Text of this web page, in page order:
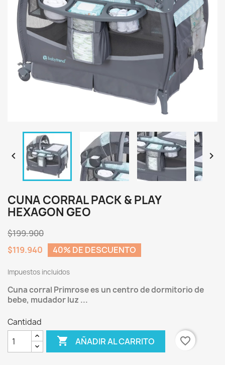
 
CUNA CORRAL PACK & PLAY
HEXAGON GEO
$199.900
$119.940
40% DE DESCUENTO
Impuestos incluidos
Cuna corral Primrose es un centro de dormitorio de
bebe, mudador luz ...
Cantidad
 AÑADIR AL CARRITO favorite_border